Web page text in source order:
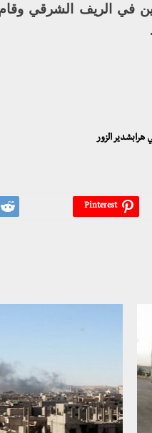
في الريف الشرقي وقام
هرابشدير الزور